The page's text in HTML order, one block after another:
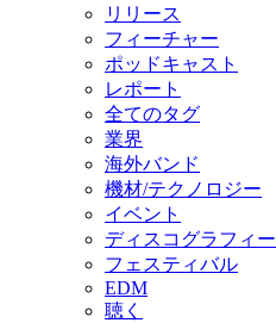
リリース
フィーチャー
ポッドキャスト
レポート
全てのタグ
業界
海外バンド
機材/テクノロジー
イベント
ディスコグラフィー
フェスティバル
EDM
聴く